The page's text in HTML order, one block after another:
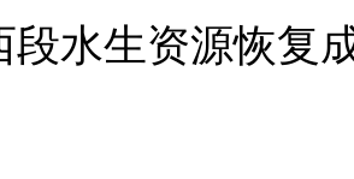
段水生资源恢复